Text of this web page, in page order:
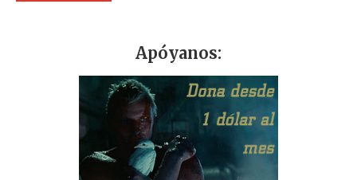
Apóyanos: